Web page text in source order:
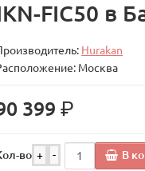
FIC50 в
Hurakan
Москва
399р.
во + - В